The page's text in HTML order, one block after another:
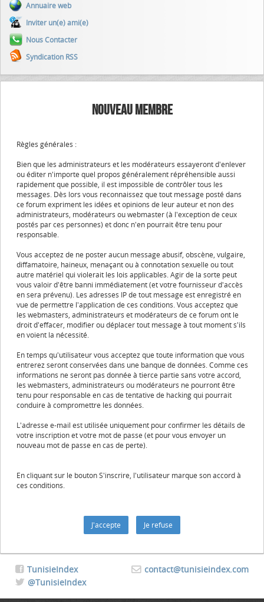
Annuaire web
Inviter un(e) ami(e)
Nous Contacter
Syndication RSS
NOUVEAU MEMBRE
Règles générales :
Bien que les administrateurs et les modérateurs essayeront d'enlever
ou éditer n'importe quel propos généralement répréhensible aussi
rapidement que possible, il est impossible de contrôler tous les
messages. Dès lors vous reconnaissez que tout message posté dans
ce forum expriment les idées et opinions de leur auteur et non des
administrateurs, modérateurs ou webmaster (à l'exception de ceux
postés par ces personnes) et donc n'en pourrait être tenu pour
responsable.
Vous acceptez de ne poster aucun message abusif, obscène, vulgaire,
diffamatoire, haineux, menaçant ou à connotation sexuelle ou tout
autre matériel qui violerait les lois applicables. Agir de la sorte peut
vous valoir d'être banni immédiatement (et votre fournisseur d'accès
en sera prévenu). Les adresses IP de tout message est enregistré en
vue de permettre l'application de ces conditions. Vous acceptez que
les webmasters, administrateurs et modérateurs de ce forum ont le
droit d'effacer, modifier ou déplacer tout message à tout moment s'ils
en voient la nécessité.
En temps qu'utilisateur vous acceptez que toute information que vous
entrerez seront conservées dans une banque de données. Comme ces
informations ne seront pas donnée à tierce partie sans votre accord,
les webmasters, administrateurs ou modérateurs ne pourront être
tenu pour responsable en cas de tentative de hacking qui pourrait
conduire à compromettre les données.
L'adresse e-mail est utilisée uniquement pour confirmer les détails de
votre inscription et votre mot de passe (et pour vous envoyer un
nouveau mot de passe en cas de perte).
En cliquant sur le bouton S'inscrire, l'utilisateur marque son accord à
ces conditions.
contact@tunisieindex.com
TunisieIndex
@TunisieIndex